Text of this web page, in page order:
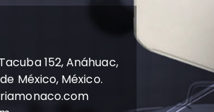
152, Anáhuac,
México, México.